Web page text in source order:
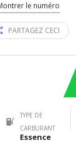
le numéro
PARTAGEZ CECI
TYPE DE
CARBURANT
Essence